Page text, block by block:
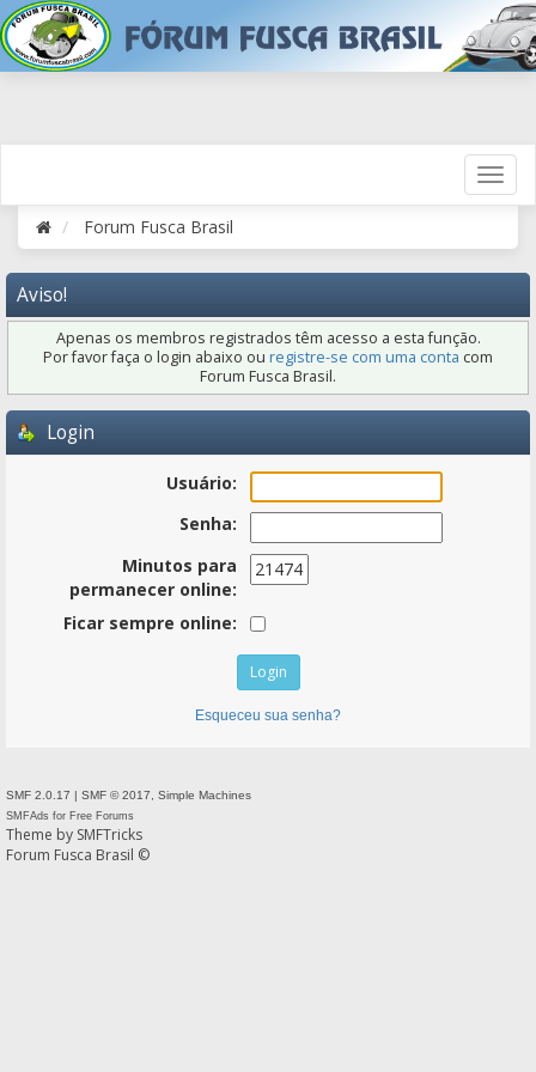
Forum Fusca Brasil
Aviso!
Apenas os membros registrados têm acesso a esta função.
Por favor faça o login abaixo ou registre-se com uma conta com
Forum Fusca Brasil.
Login
Usuário:
Senha:
Minutos para
permanecer online:
Ficar sempre online:
Esqueceu sua senha?
SMF 2.0.17 | SMF © 2017 Simple Machines
SMFAds for Free Forums
Theme by SMFTricks
Forum Fusca Brasil ©